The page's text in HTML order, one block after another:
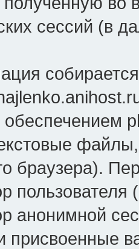
сессий (в
браузера).
анонимной
присвоенные